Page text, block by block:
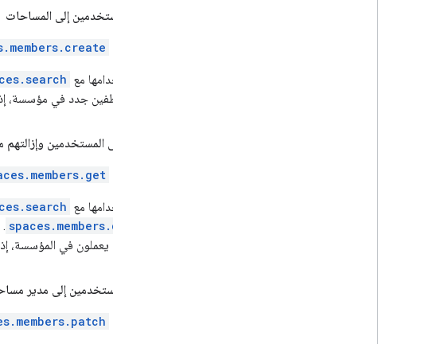
إضافة مستخدمين إلى المساحات
عند استخدامها مع
إعداد موظفين جدد في مؤسسة،
العثور على المستخدمين
عند استخدامها مع
spaces.members.delete
لم يعودوا يعملون في المؤسسة،
ترقية المستخدمين إلى مدير